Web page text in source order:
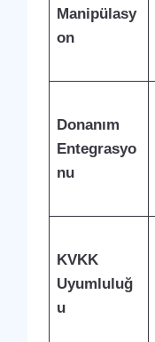
Manipülasy
on
Donanım
Entegrasyo
nu
KVKK
Uyumluluğ
u